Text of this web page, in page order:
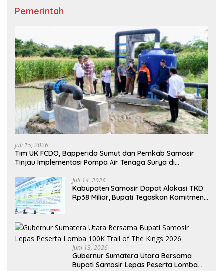
Pemerintah
Juli 15, 2026
Tim UK FCDO, Bapperida Sumut dan Pemkab Samosir
Tinjau Implementasi Pompa Air Tenaga Surya di
Juli 14, 2026
Kabupaten Samosir Dapat Alokasi TKD
Rp38 Miliar, Bupati Tegaskan Komitmen
Juni 13, 2026
Gubernur Sumatera Utara Bersama
Bupati Samosir Lepas Peserta Lomba